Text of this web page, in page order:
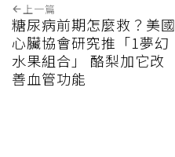
上一篇
糖尿病前期怎麼救？美國
心臟協會研究推「1夢幻
水果組合」 酪梨加它改
善血管功能